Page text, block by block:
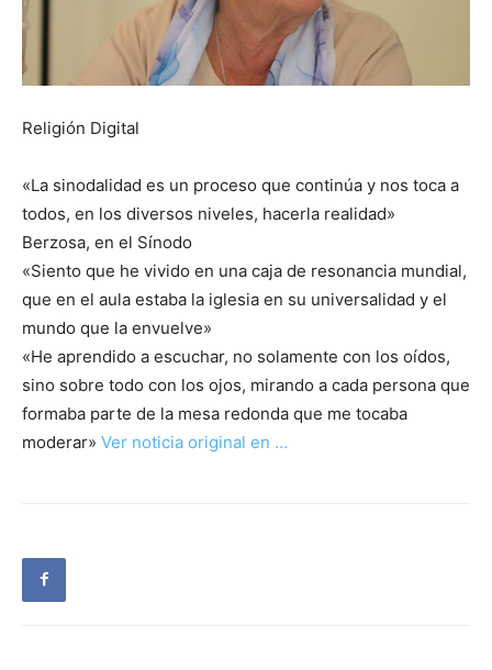
Religión Digital
«La sinodalidad es un proceso que continúa y nos toca a
todos, en los diversos niveles, hacerla realidad»
Berzosa, en el Sínodo
«Siento que he vivido en una caja de resonancia mundial,
que en el aula estaba la iglesia en su universalidad y el
mundo que la envuelve»
«He aprendido a escuchar, no solamente con los oídos,
sino sobre todo con los ojos, mirando a cada persona que
formaba parte de la mesa redonda que me tocaba
moderar» Ver noticia original en …